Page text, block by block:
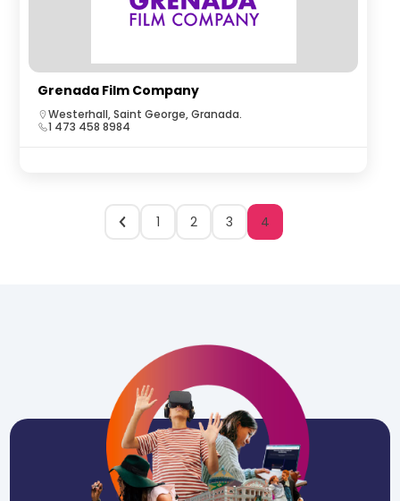
Grenada Film Company
Westerhall, Saint George, Granada.
1 473 458 8984
1 2 3 4